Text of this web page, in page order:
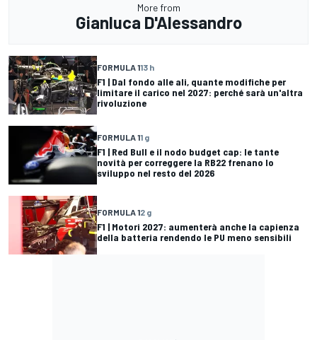
More from
Gianluca D'Alessandro
FORMULA 113 h
F1 | Dal fondo alle ali, quante modifiche per
limitare il carico nel 2027: perché sarà un'altra
rivoluzione
FORMULA 11 g
F1 | Red Bull e il nodo budget cap: le tante
novità per correggere la RB22 frenano lo
sviluppo nel resto del 2026
FORMULA 12 g
F1 | Motori 2027: aumenterà anche la capienza
della batteria rendendo le PU meno sensibili